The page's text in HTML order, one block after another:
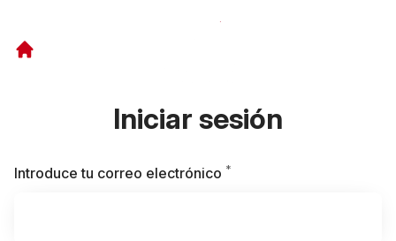
Iniciar sesión
Introduce tu correo electrónico *